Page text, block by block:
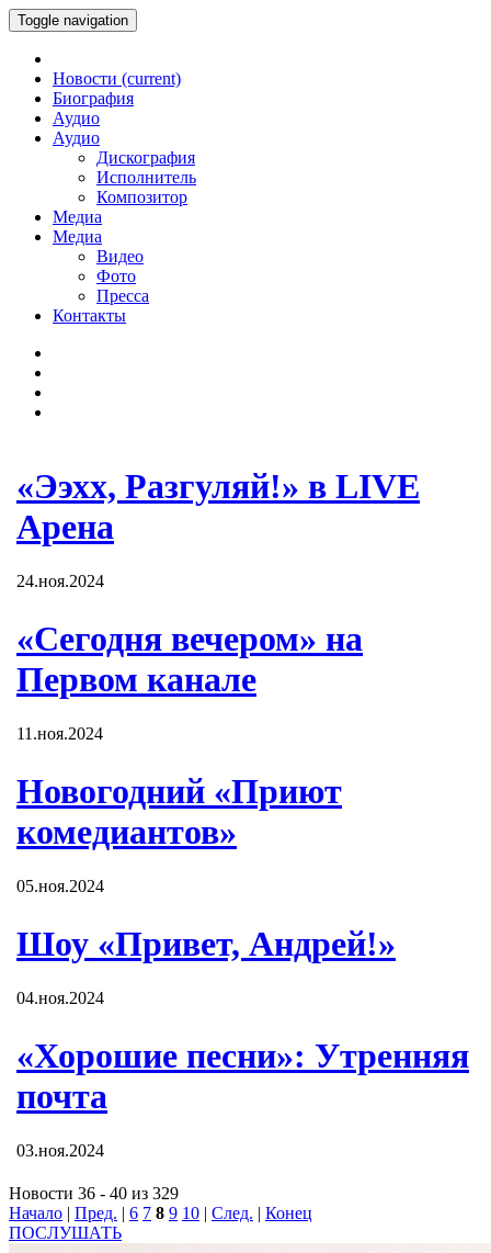
Toggle navigation
Новости (current)
Биография
Аудио
Аудио
Дискография
Исполнитель
Композитор
Медиа
Медиа
Видео
Фото
Пресса
Контакты
«Ээхх, Разгуляй!» в LIVE
Арена
24.ноя.2024
«Сегодня вечером» на
Первом канале
11.ноя.2024
Новогодний «Приют
комедиантов»
05.ноя.2024
Шоу «Привет, Андрей!»
04.ноя.2024
«Хорошие песни»: Утренняя
почта
03.ноя.2024
Новости 36 - 40 из 329
Начало | Пред. | 6 7 8 9 10 | След. | Конец
ПОСЛУШАТЬ